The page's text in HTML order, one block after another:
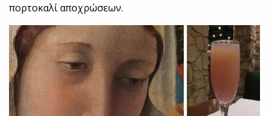
πορτοκαλί αποχρώσεων.